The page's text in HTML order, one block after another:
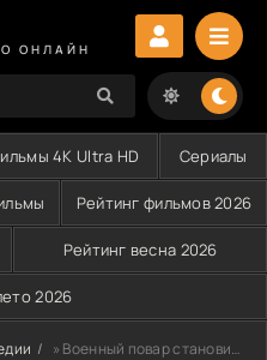
ОНЛАЙН
4K Ultra HD Сериалы
Рейтинг фильмов 2026
Рейтинг весна 2026
2026
» Военный повар становится легендой (2026)